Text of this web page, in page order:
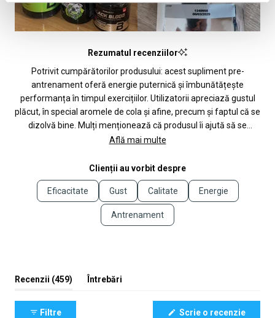
Rezumatul recenziilor
Potrivit cumpărătorilor produsului: acest supliment pre-
antrenament oferă energie puternică și îmbunătățește
performanța în timpul exercițiilor. Utilizatorii apreciază gustul
plăcut, în special aromele de cola și afine, precum și faptul că se
dizolvă bine. Mulți menționează că produsul îi ajută să se
concentreze mai bine și să își mențină intensitatea pe parcursul
doză mai mică din cauza conținutului ridicat de cofeină.
Feedback-ul frecvent subliniază eficacitatea produsului în
creșterea energiei și motivației pentru antrenament.
Află mai multe
Clienții au vorbit despre
Eficacitate Gust Calitate Energie
Antrenament
Recenzii 459
(filă Întrebări
Filtre Scrie o recenzie(Se